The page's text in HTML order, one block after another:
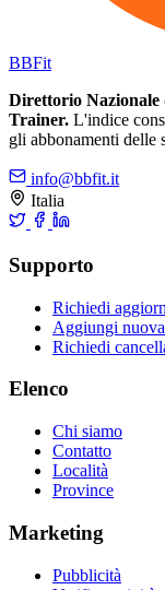
BBFit
Direttorio Nazionale
Trainer. L'indice
gli abbonamenti delle
info@bbfit.it
Italia
Supporto
Richiedi
Aggiungi
Richiedi
Elenco
Chi siamo
Contatto
Località
Province
Marketing
Pubblicità